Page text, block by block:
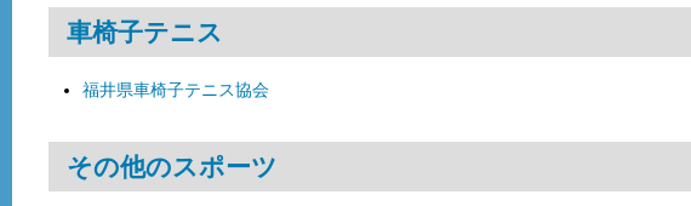
車椅子テニス
福井県車椅子テニス協会
その他のスポーツ